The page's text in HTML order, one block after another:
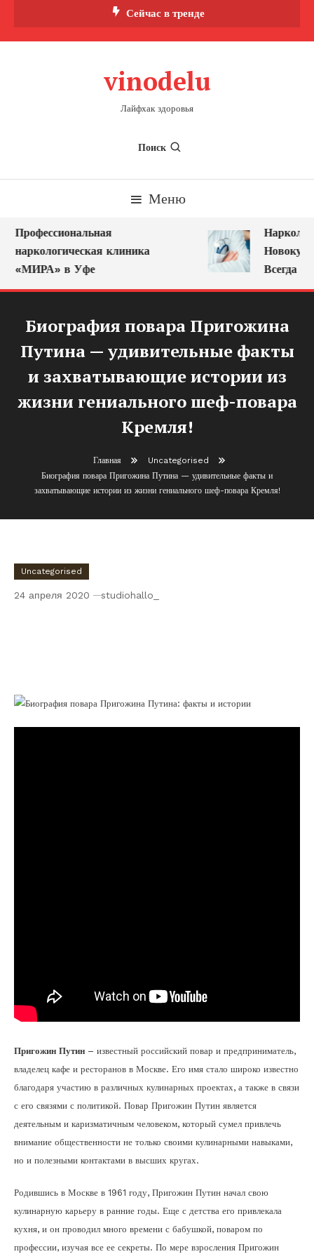
Сейчас в тренде
vinodelu
Лайфхак здоровья
Поиск
Меню
Профессиональная
наркологическая клиника
«МИРА» в Уфе
Нарколог
Всегда
Биография повара Пригожина
Путина — удивительные факты
и захватывающие истории из
жизни гениального шеф-повара
Кремля!
Главная
Uncategorised
Биография повара Пригожина Путина — удивительные факты и
захватывающие истории из жизни гениального шеф-повара Кремля!
Uncategorised
24 апреля 2020 studiohallo_
Пригожин Путин – известный российский повар и предприниматель,
владелец кафе и ресторанов в Москве. Его имя стало широко известно
благодаря участию в различных кулинарных проектах, а также в связи
с его связями с политикой. Повар Пригожин Путин является
деятельным и каризматичным человеком, который сумел привлечь
внимание общественности не только своими кулинарными навыками,
но и полезными контактами в высших кругах.
Родившись в Москве в 1961 году, Пригожин Путин начал свою
кулинарную карьеру в ранние годы. Еще с детства его привлекала
кухня, и он проводил много времени с бабушкой, поваром по
профессии, изучая все ее секреты. По мере взросления Пригожин